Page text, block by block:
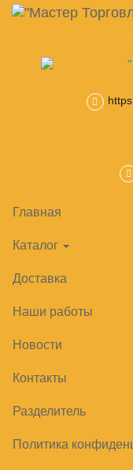
Skip
main
content
Навигация
Главная
Каталог
Доставка
Наши работы
Новости
Контакты
Разделитель
Политика
Корзина
Камеры,